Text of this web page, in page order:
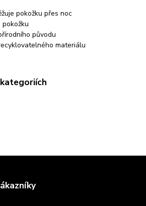
pokožku přes noc
pokožku
původu
materiálu